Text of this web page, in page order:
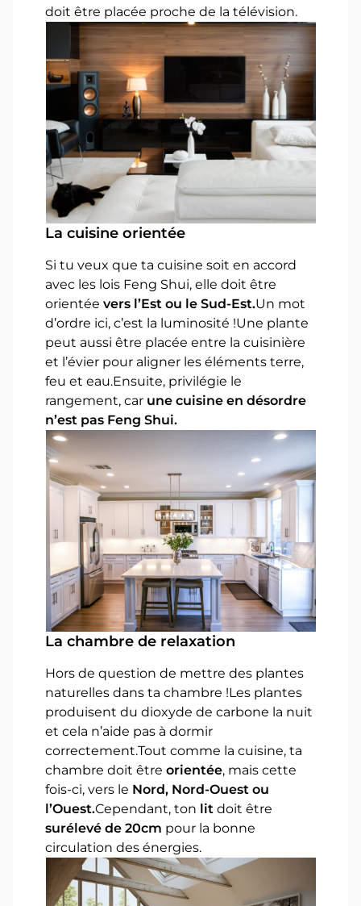
doit être placée proche de la télévision.
La cuisine orientée
Si tu veux que ta cuisine soit en accord
avec les lois Feng Shui, elle doit être
orientéevers l’Est ou le Sud-Est.Un mot
d’ordre ici, c’est la luminosité !Une plante
peut aussi être placée entre la cuisinière
et l’évier pour aligner les éléments terre,
feu et eau.Ensuite, privilégie le
rangement, car une cuisine en désordre
n’est pas Feng Shui.
La chambre de relaxation
Hors de question de mettre des plantes
naturelles dans ta chambre !Les plantes
produisent du dioxyde de carbone la nuit
et cela n’aide pas à dormir
correctement.Tout comme la cuisine, ta
chambre doit êtreorientée, mais cette
fois-ci, vers le Nord, Nord-Ouest ou
l’Ouest.Cependant, ton lit doit être
surélevé de 20cm pour la bonne
circulation des énergies.